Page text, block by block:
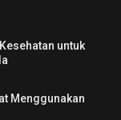
untuk
Menggunakan